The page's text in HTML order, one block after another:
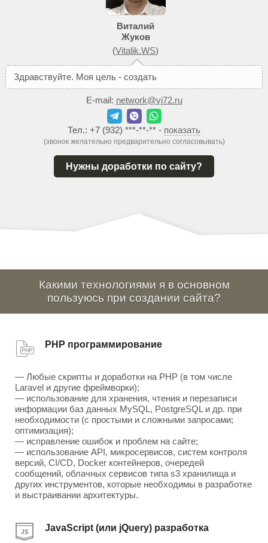
Виталий
Жуков
(Vitalik.WS)
Здравствуйте. Моя цель - создать
E-mail: network@vj72.ru
Тел.: +7 (932) ***-**-** - показать
(звонок желательно предварительно согласовывать)
Нужны доработки по сайту?
Какими технологиями я в основном
пользуюсь при создании сайта?
PHP программирование
— Любые скрипты и доработки на PHP (в том числе
Laravel и другие фреймворки);
— использование для хранения, чтения и перезаписи
информации баз данных MySQL, PostgreSQL и др. при
необходимости (с простыми и сложными запросами;
оптимизация);
— исправление ошибок и проблем на сайте;
— использование API, микросервисов, систем контроля
версий, CI/CD, Docker контейнеров, очередей
сообщений, облачных сервисов типа s3 хранилища и
других инструментов, которые необходимы в разработке
и выстраивании архитектуры.
JavaScript (или jQuery) разработка